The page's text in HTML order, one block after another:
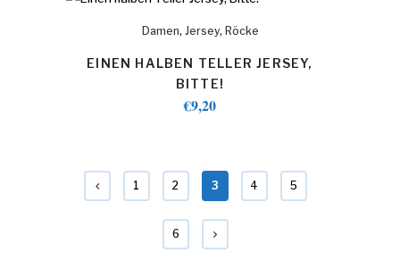
Damen, Jersey, Röcke
EINEN HALBEN TELLER JERSEY,
BITTE!
€9,20
1 2 3 4 5
6